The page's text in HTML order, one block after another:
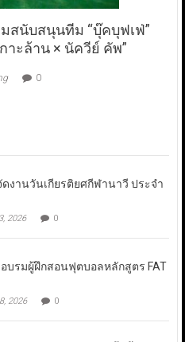
สนับสนุนทีม “บุ๊คบุฟเฟ่”
าะล้าน × นัควีย์ คัพ”
0
ดงานวันเกียรติยศกีฬานาวี ประจำ
2026 0
อบรมผู้ฝึกสอนฟุตบอลหลักสูตร FAT
2026 0